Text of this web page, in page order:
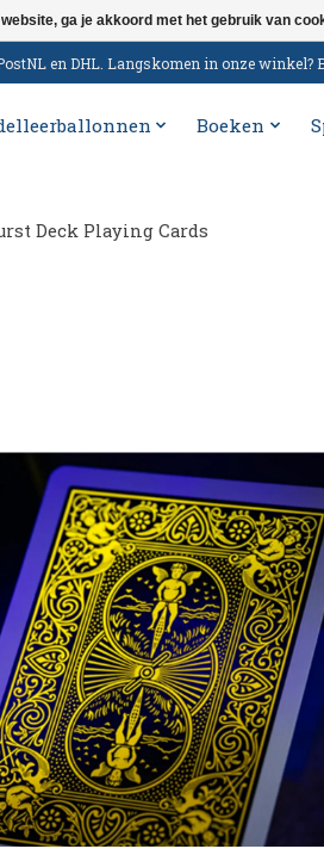
en DHL. Langskomen in onze winkel?
Boeken
Deck Playing Cards
ga je akkoord met het gebruik van